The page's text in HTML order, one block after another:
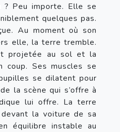
? Peu importe. Elle se
quelques pas.
Au moment où son
elle, la terre tremble.
projetée au sol et la
coup. Ses muscles se
se dilatent pour
la scène qui s’offre à
lui offre. La terre
la voiture de sa
équilibre instable au